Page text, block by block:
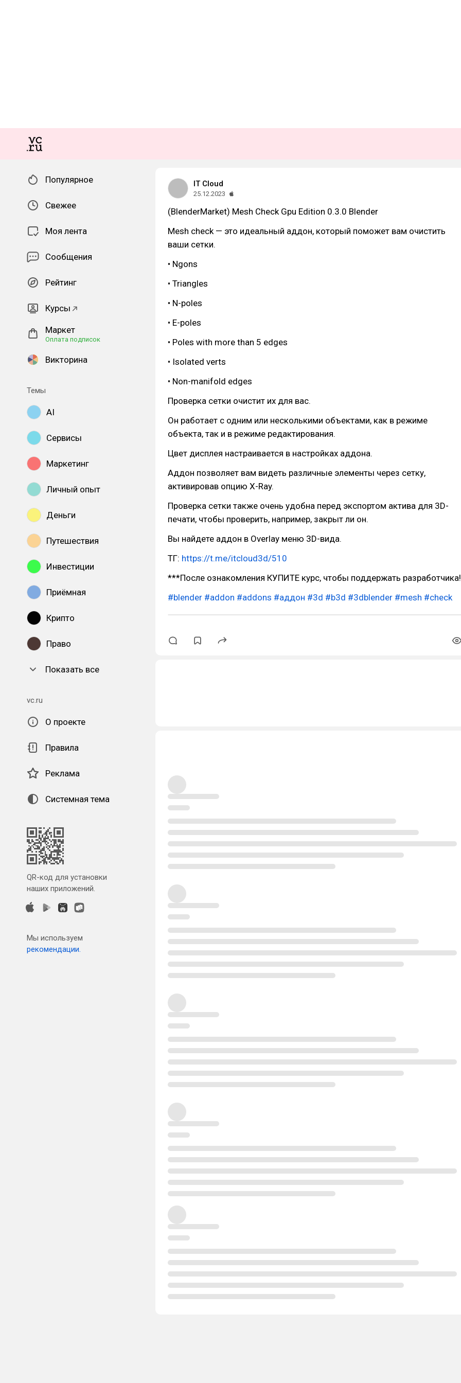
Популярное
Свежее
Моя лента
Сообщения
Рейтинг
Курсы
Маркет
Оплата подписок
Викторина
Темы
AI
Сервисы
Маркетинг
Личный опыт
Деньги
Путешествия
Инвестиции
Приёмная
Крипто
Право
Показать все
vc.ru
О проекте
Правила
Реклама
Системная тема
QR-код для установки
наших приложений.
Мы используем
рекомендации.
IT Cloud
25.12.2023
(BlenderMarket) Mesh Check Gpu Edition 0.3.0 Blender
Mesh check — это идеальный аддон, который поможет вам очистить
ваши сетки.
• Ngons
• Triangles
• N-poles
• E-poles
• Poles with more than 5 edges
• Isolated verts
• Non-manifold edges
Проверка сетки очистит их для вас.
Он работает с одним или несколькими объектами, как в режиме
объекта, так и в режиме редактирования.
Цвет дисплея настраивается в настройках аддона.
Аддон позволяет вам видеть различные элементы через сетку,
активировав опцию X-Ray.
Проверка сетки также очень удобна перед экспортом актива для 3D-
печати, чтобы проверить, например, закрыт ли он.
Вы найдете аддон в Overlay меню 3D-вида.
ТГ: https://t.me/itcloud3d/510
***После ознакомления КУПИТЕ курс, чтобы поддержать разработчика!
#blender #addon #addons #аддон #3d #b3d #3dblender #mesh #check